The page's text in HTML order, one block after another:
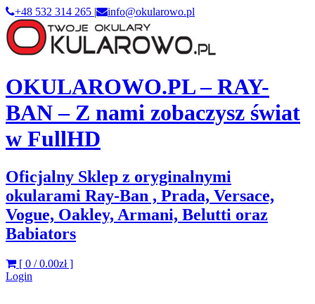
+48 532 314 265 | info@okularowo.pl
OKULAROWO.PL – RAY-
BAN – Z nami zobaczysz świat
w FullHD
Oficjalny Sklep z oryginalnymi
okularami Ray-Ban , Prada, Versace,
Vogue, Oakley, Armani, Belutti oraz
Babiators
[ 0 /0.00zł]
Login